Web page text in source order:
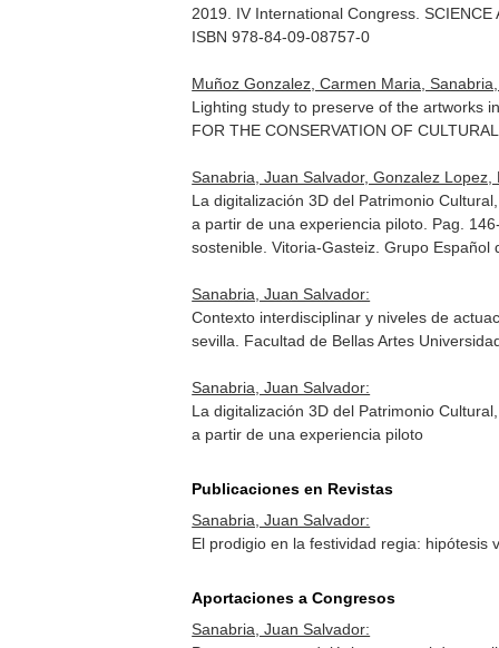
2019. IV International Congress. SCIENCE
ISBN 978-84-09-08757-0
Muñoz Gonzalez, Carmen Maria,
Lighting study to preserve of the artworks
FOR THE CONSERVATION OF
Sanabria, Juan Salvador, Gonzalez Lopez,
La digitalización 3D del Patrimonio
a partir de una experiencia piloto. Pag.
sostenible . Vitoria-Gasteiz. Grupo
Sanabria, Juan Salvador:
Contexto interdisciplinar y niveles de
sevilla. Facultad de Bellas Artes
Sanabria, Juan Salvador:
La digitalización 3D del Patrimonio
a partir de una experiencia piloto
Publicaciones en Revistas
Sanabria, Juan Salvador:
El prodigio en la festividad regia:
Aportaciones a Congresos
Sanabria, Juan Salvador: